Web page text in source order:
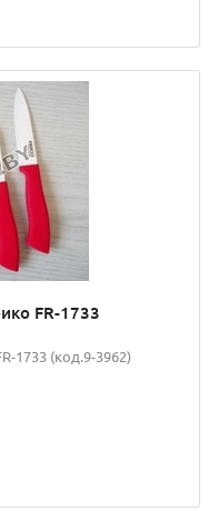
FR-1733
1733 (код.9-3962)